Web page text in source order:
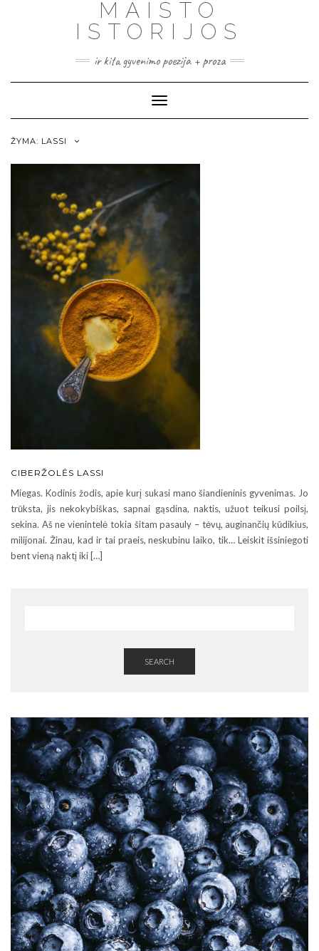
MAISTO
ISTORIJOS
ir kita gyvenimo poezija + proza
Toggle
Navigation
ŽYMA: LASSI
CIBERŽOLĖS LASSI
Miegas. Kodinis žodis, apie kurį sukasi mano šiandieninis gyvenimas. Jo
trūksta, jis nekokybiškas, sapnai gąsdina, naktis, užuot teikusi poilsį,
sekina. Aš ne vienintelė tokia šitam pasauly – tėvų, auginančių kūdikius,
milijonai. Žinau, kad ir tai praeis, neskubinu laiko, tik… Leiskit išsiniegoti
bent vieną naktį iki […]
SEARCH